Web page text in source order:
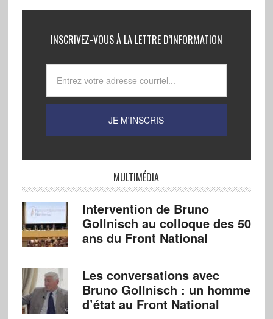
INSCRIVEZ-VOUS À LA LETTRE D’INFORMATION
MULTIMÉDIA
Intervention de Bruno
Gollnisch au colloque des 50
ans du Front National
Les conversations avec
Bruno Gollnisch : un homme
d’état au Front National